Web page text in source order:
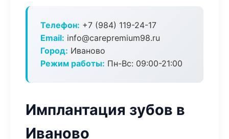
Телефон: +7 (984) 119-24-17
Email: info@carepremium98.ru
Город: Иваново
Режим работы: Пн-Вс: 09:00-21:00
Имплантация зубов в
Иваново